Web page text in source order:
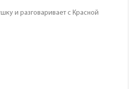
и разговаривает с Красной